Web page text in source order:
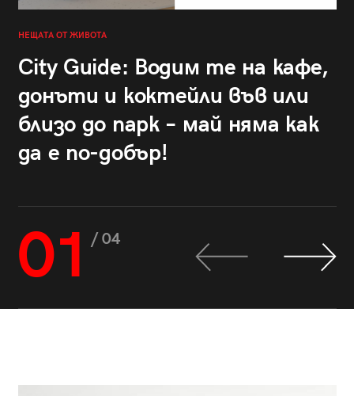
НЕЩАТА ОТ ЖИВОТА
City Guide: Водим те на кафе,
донъти и коктейли във или
близо до парк – май няма как
да е по-добър!
01 / 04